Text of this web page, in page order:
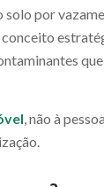
por
, não à